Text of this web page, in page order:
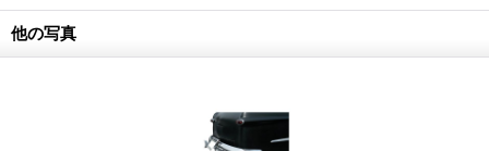
他の写真